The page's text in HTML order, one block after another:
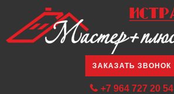
ЗАКАЗАТЬ ЗВОНОК
+7 964 727 20 54